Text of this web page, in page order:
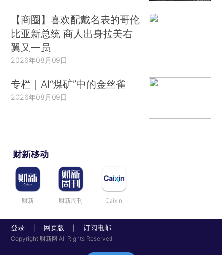
【商圈】喜欢配戴名表的哥伦
比亚新总统 商人出身拉美右
翼又一员
2026年08月09日
专栏｜AI“煤矿”中的金丝雀
2026年08月09日
财新移动
财新 财新周刊 Caixin
登录 网页版 订阅电邮
Copyright 财新网 All Rights Reserved